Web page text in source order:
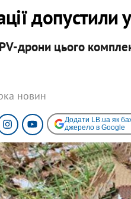
допустили
дрони цього
новин
Додати LB.ua як
джерело в Google